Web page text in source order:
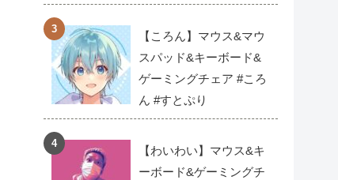
【ころん】マウス&マウ
スパッド&キーボード&
ゲーミングチェア #ころ
ん #すとぷり
【わいわい】マウス&キ
ーボード&ゲーミングチ